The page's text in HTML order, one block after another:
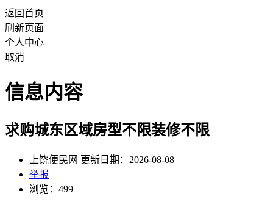
返回首页
刷新页面
个人中心
取消
信息内容
求购城东区域房型不限装修不限
上饶便民网 更新日期：2026-08-08
举报
浏览：499